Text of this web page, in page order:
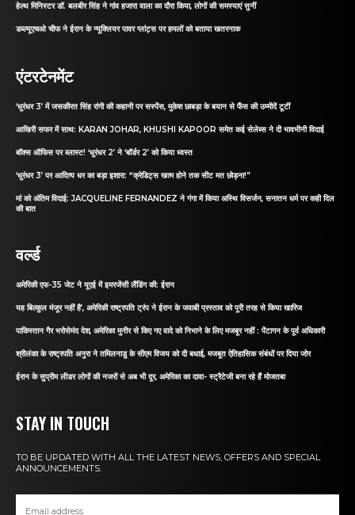
हेल्थ मिनिस्टर डॉ. बलबीर सिंह ने गांव हजारा वाला का दौरा किया, लोगों की समस्याएं सुनीं
डब्ल्यूएचओ चीफ ने ईरान के न्यूक्लियर पावर प्लांट्स पर हमलों को बताया खतरनाक
एंटरटेनमेंट
‘धुरंधर 3’ में जसकीरत सिंह रांगी की कहानी पर सस्पेंस, मुकेश छाबड़ा के बयान से फैंस की उम्मीदें टूटीं
आखिरी सफर में साथ: KARAN JOHAR, KHUSHI KAPOOR समेत कई सेलेब्स ने दी भावभीनी विदाई
बॉक्स ऑफिस पर ब्लास्ट! ‘धुरंधर 2’ ने ‘बॉर्डर 2’ को किया ध्वस्त
‘धुरंधर 3’ पर आदित्य धर का बड़ा इशारा: “क्रेडिट्स खत्म होने तक सीट मत छोड़ना!”
मां को अंतिम विदाई: JACQUELINE FERNANDEZ ने गंगा में किया अस्थि विसर्जन, सनातन धर्म पर कही दिल
की बात
वर्ल्ड
अमेरिकी एफ-35 जेट ने यूएई में इमरजेंसी लैंडिंग की: ईरान
यह बिल्कुल मंजूर नहीं है’, अमेरिकी राष्ट्रपति ट्रंप ने ईरान के जवाबी प्रस्ताव को पूरी तरह से किया खारिज
पाकिस्तान गैर भरोसेमंद देश, अमेरिका मुनीर से किए गए वादे को निभाने के लिए मजबूर नहीं : पेंटागन के पूर्व अधिकारी
श्रीलंका के राष्ट्रपति अनुरा ने तमिलनाडु के सीएम विजय को दी बधाई, मजबूत ऐतिहासिक संबंधों पर दिया जोर
ईरान के सुप्रीम लीडर लोगों की नजरों से अब भी दूर, अमेरिका का दावा- स्ट्रैटेजी बना रहे हैं मोजतबा
STAY IN TOUCH
TO BE UPDATED WITH ALL THE LATEST NEWS, OFFERS AND SPECIAL
ANNOUNCEMENTS.